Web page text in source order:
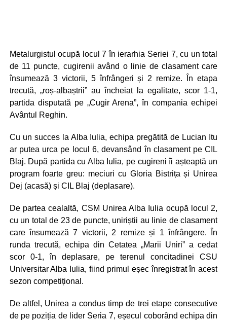
Metalurgistul ocupă locul 7 în ierarhia Seriei 7, cu un total
de 11 puncte, cugirenii având o linie de clasament care
însumează 3 victorii, 5 înfrângeri și 2 remize. În etapa
trecută, „roș-albaștrii” au încheiat la egalitate, scor 1-1,
partida disputată pe „Cugir Arena”, în compania echipei
Avântul Reghin.
Cu un succes la Alba Iulia, echipa pregătită de Lucian Itu
ar putea urca pe locul 6, devansând în clasament pe CIL
Blaj. După partida cu Alba Iulia, pe cugireni îi așteaptă un
program foarte greu: meciuri cu Gloria Bistrița și Unirea
Dej (acasă) și CIL Blaj (deplasare).
De partea cealaltă, CSM Unirea Alba Iulia ocupă locul 2,
cu un total de 23 de puncte, uniriștii au linie de clasament
care însumează 7 victorii, 2 remize și 1 înfrângere. În
runda trecută, echipa din Cetatea „Marii Uniri” a cedat
scor 0-1, în deplasare, pe terenul concitadinei CSU
Universitar Alba Iulia, fiind primul eșec înregistrat în acest
sezon competițional.
De altfel, Unirea a condus timp de trei etape consecutive
de pe poziția de lider Seria 7, eșecul coborând echipa din